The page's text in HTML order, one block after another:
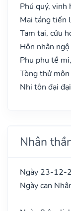
Phú quý, vinh
Mai táng tiến
Tam tai, cửu
Hôn nhân
Phu phụ tề
Tòng thử
Nhi tôn đại
Nhân
Ngày 23-12-
Ngày can